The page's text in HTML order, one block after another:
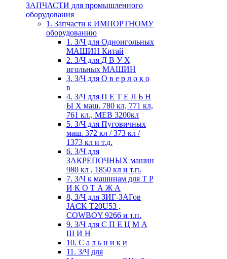
ЗАПЧАСТИ для промышленного
оборудования
1. Запчасти к ИМПОРТНОМУ
оборудованию
1. З/Ч для Одноигольных
МАШИН Китай
2. З/Ч для Д В У Х
игольных МАШИН
3. З/Ч для О в е р л о к о
в
4. З/Ч для П Е Т Е Л Ь Н
Ы Х маш. 780 кл, 771 кл,
761 кл., MEB 3200кл
5. З/Ч для Пуговичных
маш. 372 кл / 373 кл /
1373 кл и т.д.
6. З/Ч для
ЗАКРЕПОЧНЫХ машин
980 кл , 1850 кл и т.п.
7. З/Ч к машинам для Т Р
И К О Т А Ж А
8, З/Ч для ЗИГ-ЗАГов
JACK Т20U53 ,
COWBOY 9266 и т.п.
9. З/Ч для С П Е Ц М А
Ш И Н
10. С а л ь н и к и
11. З/Ч для